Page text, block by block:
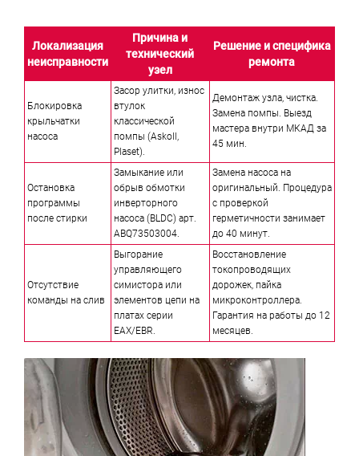
Локализация
неисправности
Причина и
технический
узел
Решение и специфика
ремонта
Блокировка
крыльчатки
насоса
Засор улитки, износ
втулок
классической
помпы (Askoll,
Plaset).
Демонтаж узла, чистка.
Замена помпы. Выезд
мастера внутри МКАД за
45 мин.
Остановка
программы
после стирки
Замыкание или
обрыв обмотки
инверторного
насоса (BLDC) арт.
ABQ73503004.
Замена насоса на
оригинальный. Процедура
с проверкой
герметичности занимает
до 40 минут.
Отсутствие
команды на слив
Выгорание
управляющего
симистора или
элементов цепи на
платах серии
EAX/EBR.
Восстановление
токопроводящих
дорожек, пайка
микроконтроллера.
Гарантия на работы до 12
месяцев.